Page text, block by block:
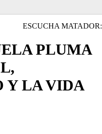
ESCUCHA MATADOR:
PLUMA
LA VIDA